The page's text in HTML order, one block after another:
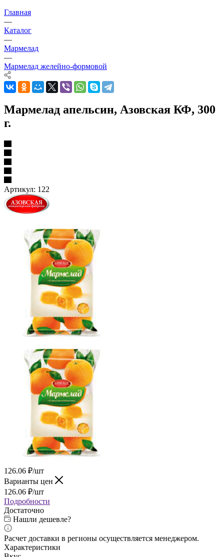
Главная
—
Каталог
—
Мармелад
—
Мармелад желейно-формовой
Мармелад апельсин, Азовская КФ, 300
г.
Артикул: 122
126.06 ₽/шт
Варианты цен
126.06 ₽/шт
Подробности
Достаточно
Нашли дешевле?
Расчет доставки в регионы осуществляется менеджером.
Характеристики